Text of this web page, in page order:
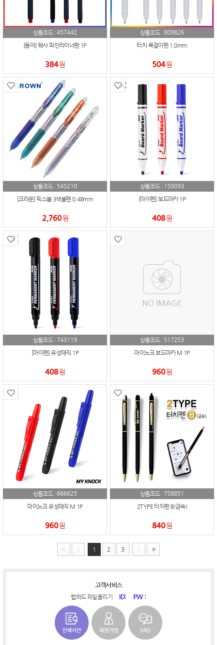
상품코드 :457442
[동아] 헥사 파인라이너펜 1P
384원
상품코드 :809826
터치 목걸이펜 1.0mm
504원
상품코드 : 545210
[크라운] 픽스볼 3색볼펜 0.48mm
2,760원
상품코드 : 159093
[마이펜] 보드마카 1P
408원
상품코드 : 743119
[마이펜] 유성매직 1P
408원
상품코드 : 517253
마이노크 보드마카 M 1P
960원
상품코드 : 666625
마이노크 유성매직 M 1P
960원
상품코드 : 758851
2TYPE 터치펜 B(금속)
840원
1 2 3
고객서비스
웹하드 파일올리기 ID: PW :